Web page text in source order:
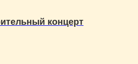
концерт